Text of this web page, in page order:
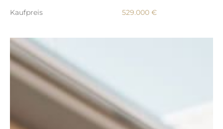
Kaufpreis
529.000 €